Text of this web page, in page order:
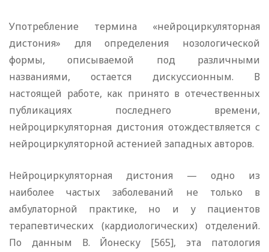
Употребление термина «нейроциркуляторная
дистония» для определения нозологической
формы, описываемой под различными
названиями, остается дискуссионным. В
настоящей работе, как принято в отечественных
публикациях последнего времени,
нейроциркуляторная дистония отождествляется с
нейроциркуляторной астенией западных авторов.
Нейроциркуляторная дистония — одно из
наиболее частых заболеваний не только в
амбулаторной практике, но и у пациентов
терапевтических (кардиологических) отделений.
По данным В. Йонеску [565], эта патология